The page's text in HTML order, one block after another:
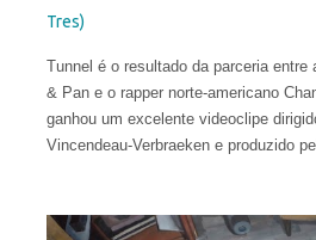
Tres)
Tunnel é o resultado da parceria entre
& Pan e o rapper norte-americano
ganhou um excelente videoclipe
Vincendeau-Verbraeken e produzido